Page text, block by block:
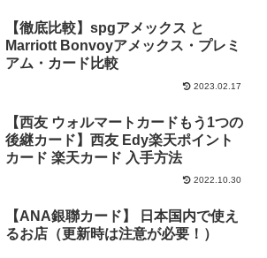
【徹底比較】spgアメックス と
Marriott Bonvoyアメックス・プレミ
アム・カード比較
2023.02.17
【西友 ウォルマートカードもう1つの
後継カード】西友 Edy楽天ポイント
カード 楽天カード 入手方法
2022.10.30
【ANA銀聯カード】 日本国内で使え
るお店（更新時は注意が必要！）